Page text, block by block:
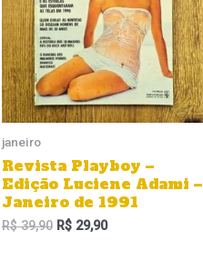
janeiro
Revista Playboy –
Edição Luciene Adami –
Janeiro de 1991
R$39,90 R$29,90